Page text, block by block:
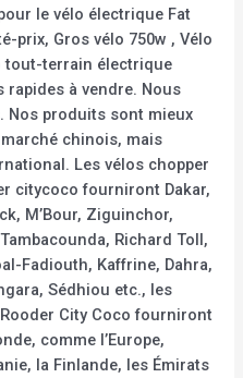
le vélo électrique Fat
prix, Gros vélo 750w , Vélo
tout-terrain électrique
à vendre. Nous
Nos produits sont mieux
chinois, mais
Les vélos chopper
citycoco fourniront Dakar,
M’Bour, Ziguinchor,
Richard Toll,
Fadiouth, Kaffrine, Dahra,
Sédhiou etc., les
City Coco fourniront
comme l’Europe,
la Finlande, les Émirats